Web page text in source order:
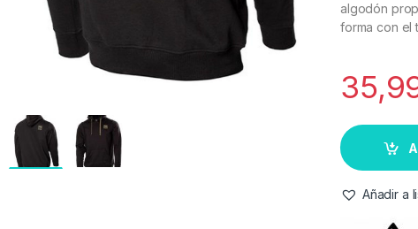
algodón
forma con el
Añadir a